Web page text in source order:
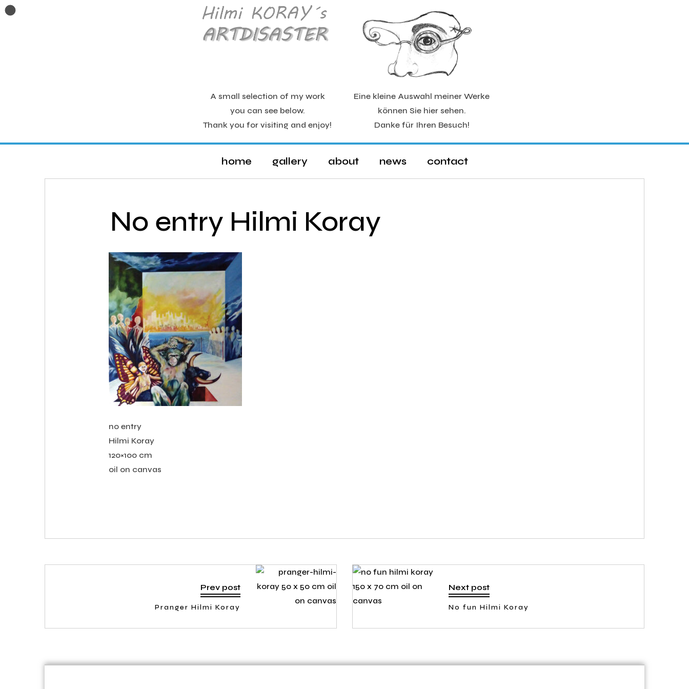
A small selection of my work
you can see below.
Thank you for visiting and enjoy!
Eine kleine Auswahl meiner Werke
können Sie hier sehen.
Danke für Ihren Besuch!
home gallery about news contact
No entry Hilmi Koray
no entry
Hilmi Koray
120×100 cm
oil on canvas
Prev post
Pranger Hilmi Koray
Next post
No fun Hilmi Koray